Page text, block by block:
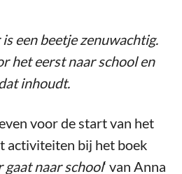
een beetje zenuwachtig.
het eerst naar school en
inhoudt.
voor de start van het
activiteiten bij het boek
naar school‘ van Anna